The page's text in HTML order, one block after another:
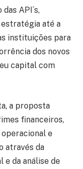
API´s,
estratégia até a
instituições para
dos novos
capital com
a proposta
financeiros,
e
através da
da análise de